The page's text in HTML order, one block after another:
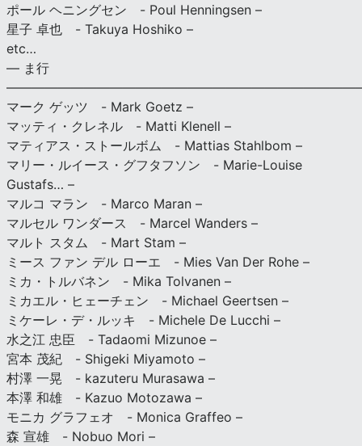
ポール ヘニングセン - Poul Henningsen –
星子 卓也 - Takuya Hoshiko –
etc…
— ま行
マーク ゲッツ - Mark Goetz –
マッティ・クレネル - Matti Klenell –
マティアス・ストールボム - Mattias Stahlbom –
マリー・ルイース・グフタフソン - Marie-Louise
Gustafs… –
マルコ マラン - Marco Maran –
マルセル ワンダース - Marcel Wanders –
マルト スタム - Mart Stam –
ミース ファン デル ローエ - Mies Van Der Rohe –
ミカ・トルバネン - Mika Tolvanen –
ミカエル・ヒェーチェン - Michael Geertsen –
ミケーレ・デ・ルッキ - Michele De Lucchi –
水之江 忠臣 - Tadaomi Mizunoe –
宮本 茂紀 - Shigeki Miyamoto –
村澤 一晃 - kazuteru Murasawa –
本澤 和雄 - Kazuo Motozawa –
モニカ グラフェオ - Monica Graffeo –
森 宣雄 - Nobuo Mori –